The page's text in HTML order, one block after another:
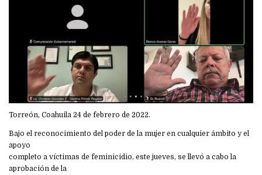
Torreón, Coahuila 24 de febrero de 2022.
Bajo el reconocimiento del poder de la mujer en cualquier ámbito y el
apoyo
completo a víctimas de feminicidio, este jueves, se llevó a cabo la
aprobación de la